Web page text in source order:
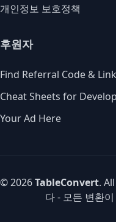
개인정보 보호정책
후원자
Find Referral Code & Link
Cheat Sheets for
Your Ad Here
© 2026TableConvert.
다 - 모든 변환